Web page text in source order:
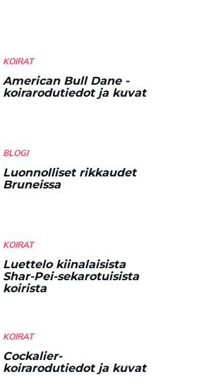
KOIRAT
American Bull Dane -
koirarodutiedot ja kuvat
BLOGI
Luonnolliset rikkaudet
Bruneissa
KOIRAT
Luettelo kiinalaisista
Shar-Pei-sekarotuisista
koirista
KOIRAT
Cockalier-
koirarodutiedot ja kuvat